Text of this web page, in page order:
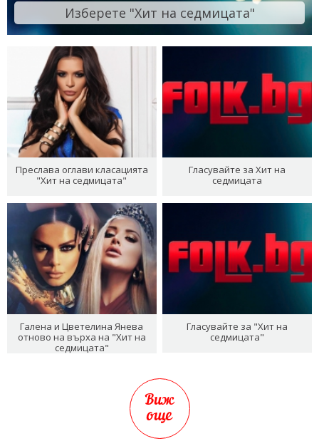
Изберете "Хит на седмицата"
Преслава оглави класацията
"Хит на седмицата"
Гласувайте за Хит на
седмицата
Галена и Цветелина Янева
отново на върха на "Хит на
седмицата"
Гласувайте за "Хит на
седмицата"
Виж
още